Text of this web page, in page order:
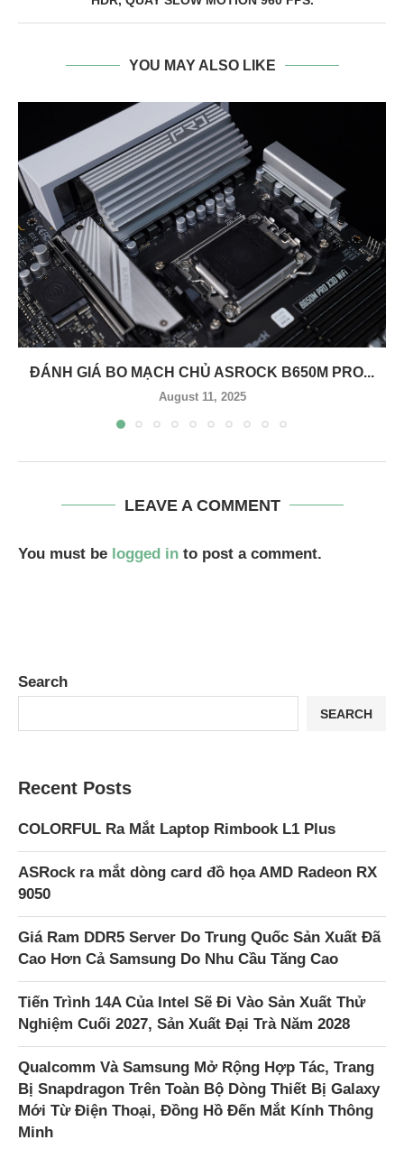
YOU MAY ALSO LIKE
ĐÁNH GIÁ BO MẠCH CHỦ ASROCK B650M PRO...
August 11, 2025
LEAVE A COMMENT
You must be logged in to post a comment.
Search
SEARCH
Recent Posts
COLORFUL Ra Mắt Laptop Rimbook L1 Plus
ASRock ra mắt dòng card đồ họa AMD Radeon RX
9050
Giá Ram DDR5 Server Do Trung Quốc Sản Xuất Đã
Cao Hơn Cả Samsung Do Nhu Cầu Tăng Cao
Tiến Trình 14A Của Intel Sẽ Đi Vào Sản Xuất Thử
Nghiệm Cuối 2027, Sản Xuất Đại Trà Năm 2028
Qualcomm Và Samsung Mở Rộng Hợp Tác, Trang
Bị Snapdragon Trên Toàn Bộ Dòng Thiết Bị Galaxy
Mới Từ Điện Thoại, Đồng Hồ Đến Mắt Kính Thông
Minh